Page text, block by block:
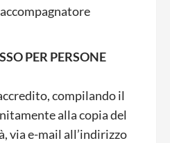
PER PERSONE
compilando il
alla copia del
via e-mail all’indirizzo